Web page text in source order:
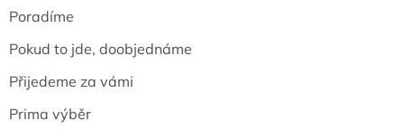
Poradíme
Pokud to jde, doobjednáme
Přijedeme za vámi
Prima výběr